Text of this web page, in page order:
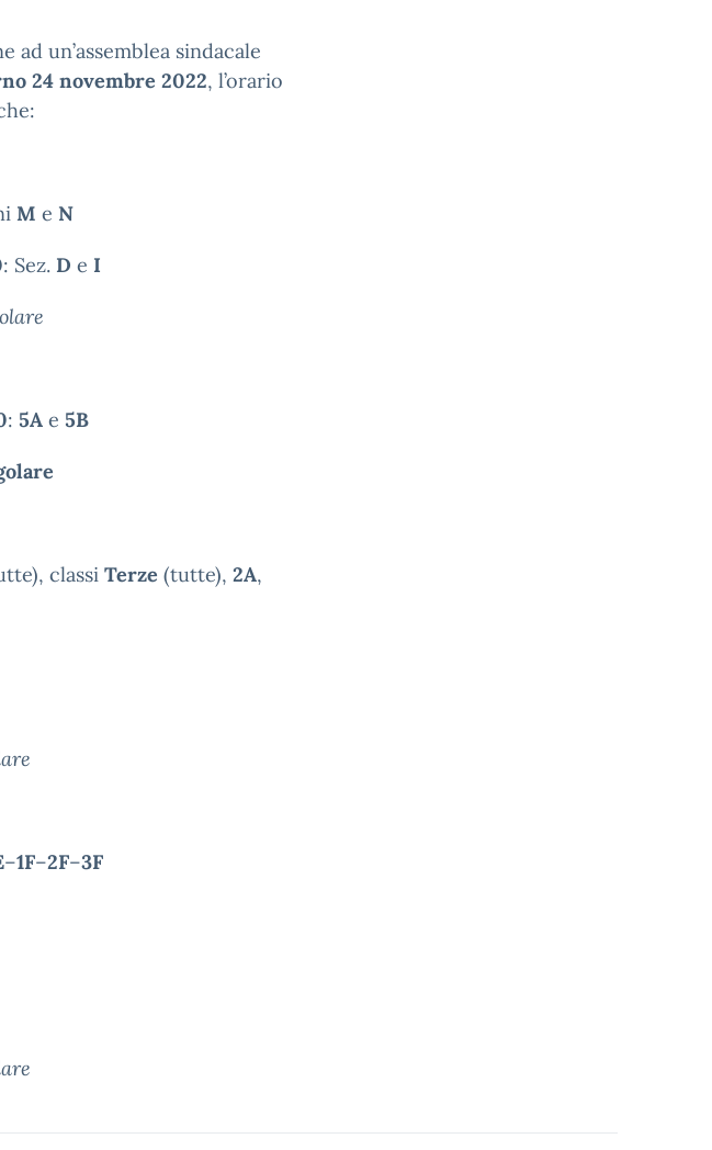
un’assemblea sindacale
24 novembre 2022, l’orario
M e N
: Sez. D e I
: 5A e 5B
classi Terze (tutte), 2A,
–1F–2F–3F